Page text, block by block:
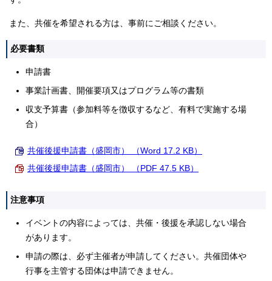
また、共催を希望される方は、事前にご相談ください。
必要書類
申請書
事業計画書、開催要項又はプログラム等の書類
収支予算書（参加料等を徴収するなど、有料で実施する場
合）
共催後援申請書（盛岡市） （Word 17.2 KB）
共催後援申請書（盛岡市） （PDF 47.5 KB）
注意事項
イベントの内容によっては、共催・後援を承認しない場合
があります。
申請の際は、必ず主催者が申請してください。共催団体や
行事を主管する団体は申請できません。